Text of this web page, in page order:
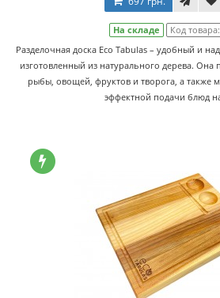
На складе Код товара:
Разделочная доска Eco Tabulas – удобный и
изготовленный из натурального дерева. Она
рыбы, овощей, фруктов и творога, а также
эффектной подачи блюд